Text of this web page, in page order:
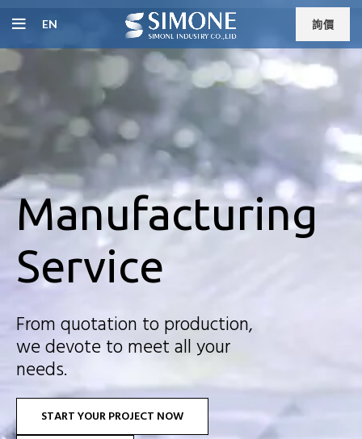
EN 詢價
Manufacturing
Service
From quotation to production,
we devote to meet all your
needs .
START YOUR PROJECT NOW